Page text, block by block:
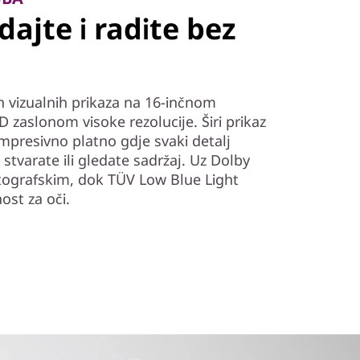
i radite bez
prikaza na 16-inčnom
zaslonom visoke rezolucije. Širi prikaz
platno gdje svaki detalj
ili gledate sadržaj. Uz Dolby
dok TÜV Low Blue Light
za oči.